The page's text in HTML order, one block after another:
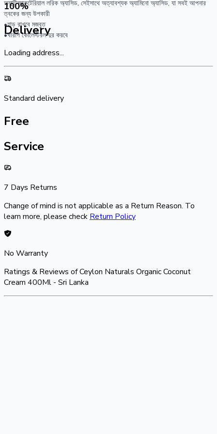
অ্যান্টিব্যাকটেরিয়াল লরিক অ্যাসিড, সেইসাথে অত্যাবশ্যক অ্যামিনো অ্যাসিড, যা সবই আপনার
ত্বকের জন্য উপকারী
•হাড় রাখবে মজবুত
•খারাপ কোলেস্টরল দুর করবে
100%
Delivery
Loading address...
Standard delivery
Free
Service
7 Days Returns
Change of mind is not applicable as a Return Reason. To
learn more, please check Return Policy
No Warranty
Ratings & Reviews ofCeylon Naturals Organic Coconut
Cream 400Ml - Sri Lanka